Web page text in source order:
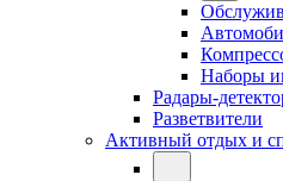
Наборы
Радары-
Разветвители
Активный отдых и